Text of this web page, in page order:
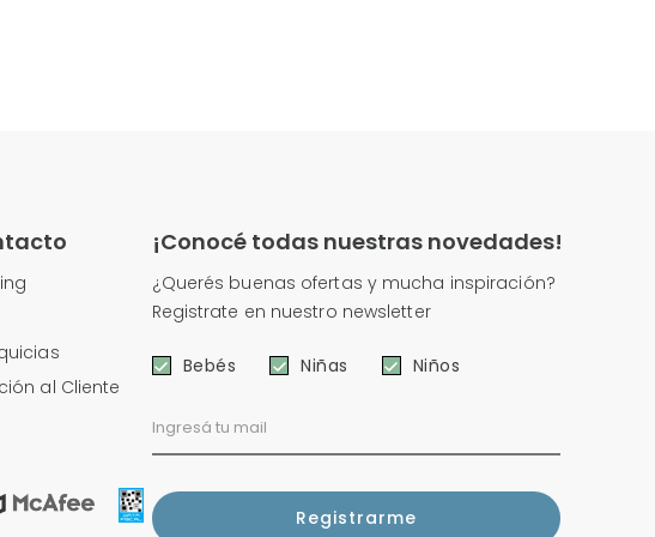
al Cliente
¡Conocé todas nuestras novedades!
¿Querés buenas ofertas y mucha inspiración?
Registrate en nuestro newsletter
Bebés Niñas Niños